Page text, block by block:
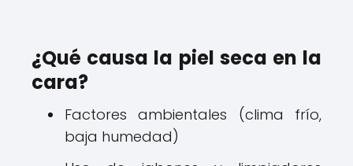
¿Qué causa la piel seca en la
cara?
Factores ambientales (clima frío,
baja humedad)